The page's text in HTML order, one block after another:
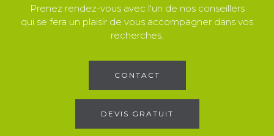
Prenez rendez-vous avec l'un de nos conseillers
qui se fera un plaisir de vous accompagner dans vos
recherches.
CONTACT
DEVIS GRATUIT